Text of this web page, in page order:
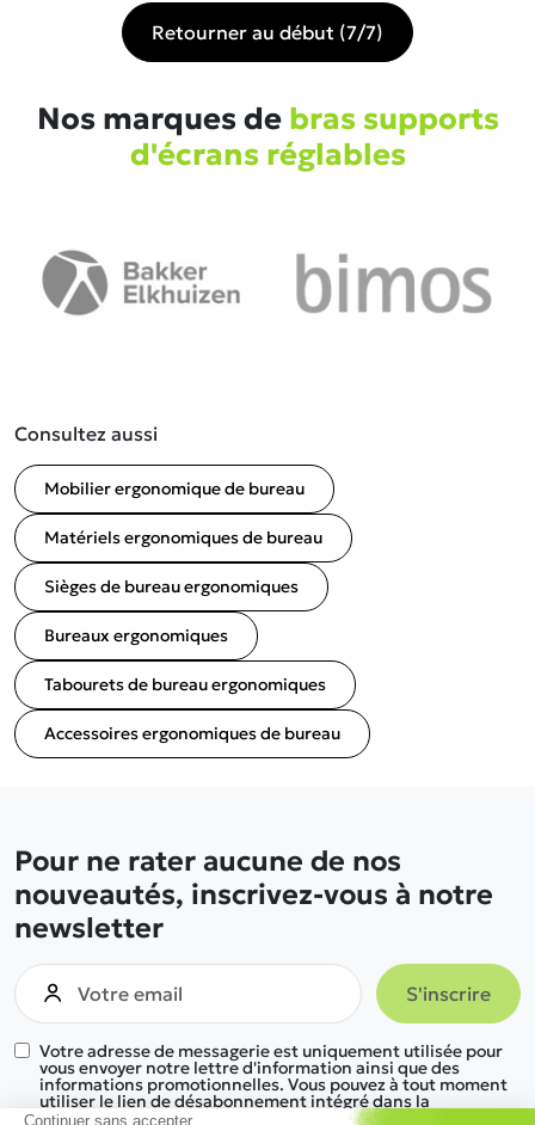
Retourner au début (7/7)
Nos marques debras supports
d'écrans réglables
Consultez aussi
Mobilier ergonomique de bureau
Matériels ergonomiques de bureau
Sièges de bureau ergonomiques
Bureaux ergonomiques
Tabourets de bureau ergonomiques
Accessoires ergonomiques de bureau
Pour ne rater aucune de nos
nouveautés, inscrivez-vous à notre
newsletter
Votre adresse de messagerie est uniquement utilisée pour
vous envoyer notre lettre d'information ainsi que des
informations promotionnelles. Vous pouvez à tout moment
utiliser le lien de désabonnement intégré dans la
newsletter.